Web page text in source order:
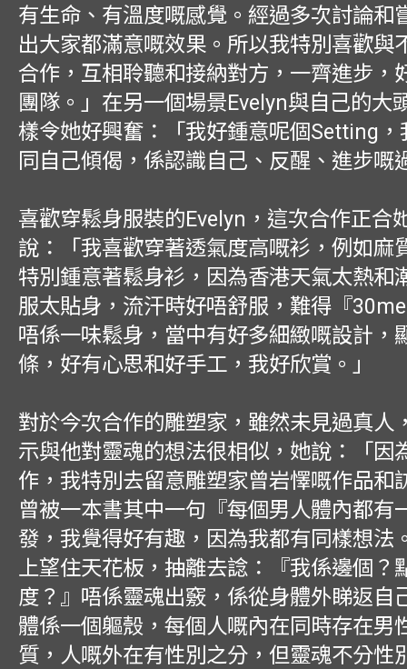
有生命、有溫度嘅感覺。經過多次討論和
出大家都滿意嘅效果。所以我特別喜歡與
合作，互相聆聽和接納對方，一齊進步，
團隊。」在另一個場景Evelyn與自己的大
樣令她好興奮：「我好鍾意呢個Setting，
同自己傾偈，係認識自己、反醒、進步嘅
喜歡穿鬆身服裝的Evelyn，這次合作正合
說：「我喜歡穿著透氣度高嘅衫，例如麻
特別鍾意著鬆身衫，因為香港天氣太熱和
服太貼身，流汗時好唔舒服，難得『
唔係一味鬆身，當中有好多細緻嘅設計，
條，好有心思和好手工，我好欣賞。」
對於今次合作的雕塑家，雖然未見過真人
示與他對靈魂的想法很相似，她說：「因
作，我特別去留意雕塑家曾岩懌嘅作品和
曾被一本書其中一句『每個男人體內都有
發，我覺得好有趣，因為我都有同樣想法
上望住天花板，抽離去諗：『我係邊個？
度？』唔係靈魂出竅，係從身體外睇返自
體係一個軀殼，每個人嘅內在同時存在男
質，人嘅外在有性別之分，但靈魂不分性